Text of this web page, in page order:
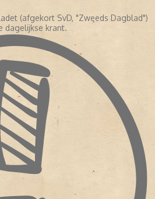
(afgekort SvD, "Zweeds Dagblad")
dagelijkse krant.